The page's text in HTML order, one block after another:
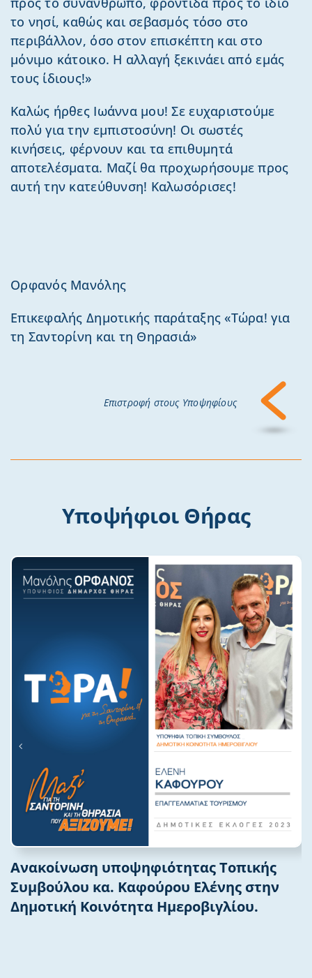
το νησί, καθώς και σεβασμός τόσο στο
περιβάλλον, όσο στον επισκέπτη και στο
μόνιμο κάτοικο. Η αλλαγή ξεκινάει από εμάς
τους ίδιους!»
Καλώς ήρθες Ιωάννα μου! Σε ευχαριστούμε
πολύ για την εμπιστοσύνη! Οι σωστές
κινήσεις, φέρνουν και τα επιθυμητά
αποτελέσματα. Μαζί θα προχωρήσουμε προς
αυτή την κατεύθυνση! Καλωσόρισες!
Ορφανός Μανόλης
Επικεφαλής Δημοτικής παράταξης «Τώρα! για
τη Σαντορίνη και τη Θηρασιά»
Επιστροφή στους Υποψηφίους
Υποψήφιοι Θήρας
Ανακοίνωση υποψηφιότητας Τοπικής
Συμβούλου κα. Καφούρου Ελένης στην
Δημοτική Κοινότητα Ημεροβιγλίου.